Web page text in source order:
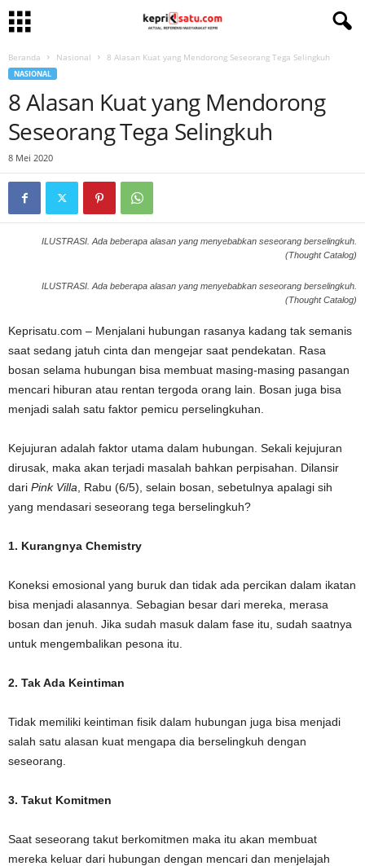
Beranda Nasional 8 Alasan Kuat yang Mendorong Seseorang Tega Selingkuh
NASIONAL
8 Alasan Kuat yang Mendorong
Seseorang Tega Selingkuh
8 Mei 2020
ILUSTRASI. Ada beberapa alasan yang menyebabkan seseorang berselingkuh.
(Thought Catalog)
ILUSTRASI. Ada beberapa alasan yang menyebabkan seseorang berselingkuh.
(Thought Catalog)
Keprisatu.com – Menjalani hubungan rasanya kadang tak semanis
saat sedang jatuh cinta dan mengejar saat pendekatan. Rasa
bosan selama hubungan bisa membuat masing-masing pasangan
mencari hiburan atau rentan tergoda orang lain. Bosan juga bisa
menjadi salah satu faktor pemicu perselingkuhan.
Kejujuran adalah faktor utama dalam hubungan. Sekali kejujuran
dirusak, maka akan terjadi masalah bahkan perpisahan. Dilansir
dari Pink Villa , Rabu (6/5), selain bosan, sebetulnya apalagi sih
yang mendasari seseorang tega berselingkuh?
1. Kurangnya Chemistry
Koneksi emosional yang buruk dan tidak ada percikan dalam ikatan
bisa menjadi alasannya. Sebagian besar dari mereka, merasa
bosan dan jenuh. Jika sudah masuk dalam fase itu, sudah saatnya
untuk mengembalikan pesona itu.
2. Tak Ada Keintiman
Tidak memiliki keintiman fisik dalam hubungan juga bisa menjadi
salah satu alasan kuat mengapa dia berselingkuh dengan
seseorang.
3. Takut Komitmen
Saat seseorang takut berkomitmen maka itu akan membuat
mereka keluar dari hubungan dengan mencari dan menjelajah